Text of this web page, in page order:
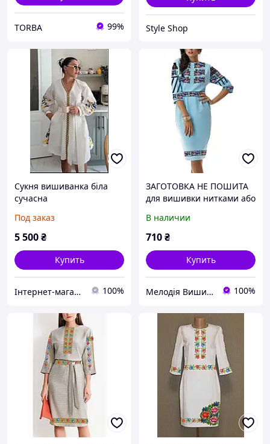
TORBA 99% Style Shop
Сукня вишиванка біла
сучасна
Под заказ
5 500₴
Купить
Інтернет-магазин "Вишиваночка прикарпатська" 100%
ЗАГОТОВКА НЕ ПОШИТА
для вишивки нитками або
нитками или бисером для
вышивки нитками
В наличии
710₴
Купить
Мелодія Вишивки 100%